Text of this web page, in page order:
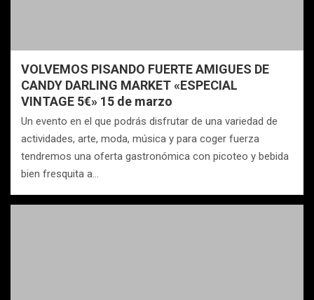
VOLVEMOS PISANDO FUERTE AMIGUES DE
CANDY DARLING MARKET «ESPECIAL
VINTAGE 5€» 15 de marzo
Un evento en el que podrás disfrutar de una variedad de
actividades, arte, moda, música y para coger fuerza
tendremos una oferta gastronómica con picoteo y bebida
bien fresquita a…